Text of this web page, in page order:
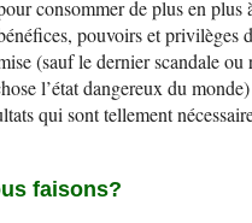
consommer de plus en
pouvoirs et privilèges
(sauf le dernier scandale
l’état dangereux du
qui sont tellement
faisons?